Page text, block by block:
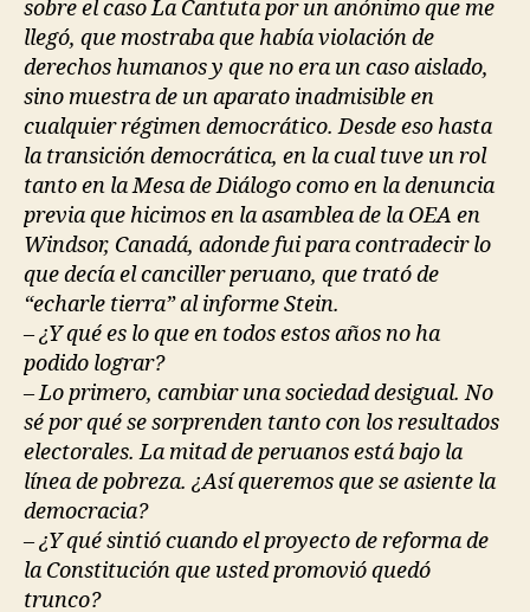
sobre el caso La Cantuta por un anónimo que me
llegó, que mostraba que había violación de
derechos humanos y que no era un caso aislado,
sino muestra de un aparato inadmisible en
cualquier régimen democrático. Desde eso hasta
la transición democrática, en la cual tuve un rol
tanto en la Mesa de Diálogo como en la denuncia
previa que hicimos en la asamblea de la OEA en
Windsor, Canadá, adonde fui para contradecir lo
que decía el canciller peruano, que trató de
“echarle tierra” al informe Stein.
– ¿Y qué es lo que en todos estos años no ha
podido lograr?
– Lo primero, cambiar una sociedad desigual. No
sé por qué se sorprenden tanto con los resultados
electorales. La mitad de peruanos está bajo la
línea de pobreza. ¿Así queremos que se asiente la
democracia?
– ¿Y qué sintió cuando el proyecto de reforma de
la Constitución que usted promovió quedó
trunco?